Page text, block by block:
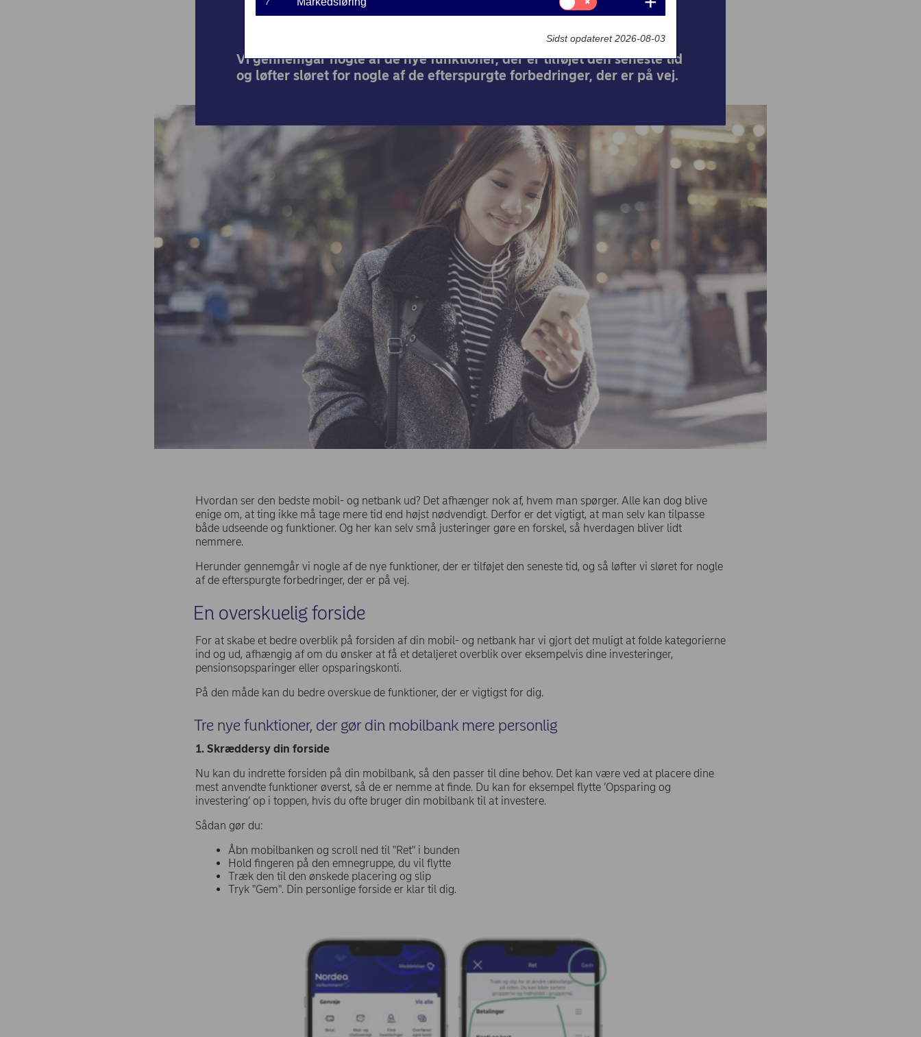
Vi gennemgår nogle af de nye funktioner, der er tilføjet den seneste tid
og løfter sløret for nogle af de efterspurgte forbedringer, der er på vej.
Hvordan ser den bedste mobil- og netbank ud? Det afhænger nok af, hvem man spørger. Alle kan dog blive
enige om, at ting ikke må tage mere tid end højst nødvendigt. Derfor er det vigtigt, at man selv kan tilpasse
både udseende og funktioner. Og her kan selv små justeringer gøre en forskel, så hverdagen bliver lidt
nemmere.
Herunder gennemgår vi nogle af de nye funktioner, der er tilføjet den seneste tid, og så løfter vi sløret for nogle
af de efterspurgte forbedringer, der er på vej.
En overskuelig forside
For at skabe et bedre overblik på forsiden af din mobil- og netbank har vi gjort det muligt at folde kategorierne
ind og ud, afhængig af om du ønsker at få et detaljeret overblik over eksempelvis dine investeringer,
pensionsopsparinger eller opsparingskonti.
På den måde kan du bedre overskue de funktioner, der er vigtigst for dig.
Tre nye funktioner, der gør din mobilbank mere personlig
1. Skræddersy din forside
Nu kan du indrette forsiden på din mobilbank, så den passer til dine behov. Det kan være ved at placere dine
mest anvendte funktioner øverst, så de er nemme at finde. Du kan for eksempel flytte ’Opsparing og
investering’ op i toppen, hvis du ofte bruger din mobilbank til at investere.
Sådan gør du:
Åbn mobilbanken og scroll ned til "Ret" i bunden
Hold fingeren på den emnegruppe, du vil flytte
Træk den til den ønskede placering og slip
Tryk "Gem". Din personlige forside er klar til dig.
7
til:
Markedsføring
Sidst opdateret 2026-08-03